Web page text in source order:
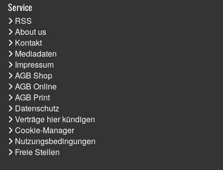
Service
RSS
About us
Kontakt
Mediadaten
Impressum
AGB Shop
AGB Online
AGB Print
Datenschutz
Verträge hier kündigen
Cookie-Manager
Nutzungsbedingungen
Freie Stellen